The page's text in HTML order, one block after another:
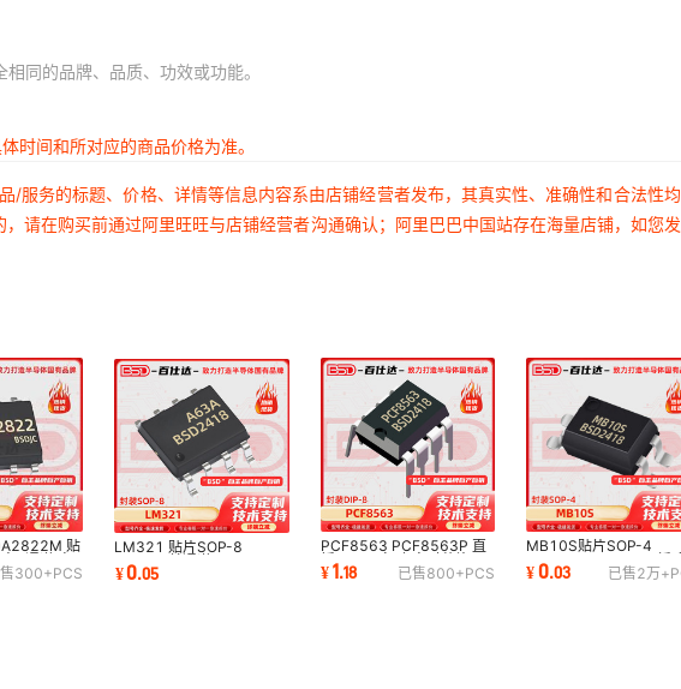
同的品牌、品质、功效或功能。
时间和所对应的商品价格为准。
服务的标题、价格、详情等信息内容系由店铺经营者发布，其真实性、准确性和合法性
请在购买前通过阿里旺旺与店铺经营者沟通确认；阿里巴巴中国站存在海量店铺，如您
贴
2通道 音
片IC
300+PCS
LM321 贴片SOP-8
LM321 单通道 30V
1MHz cIC 运算放大器芯片
¥0.05
PCF8563 PCF8563P 直
插DIP-8 定时/实时芯片IC
电子元器件配单
¥1.18 已售800+PCS
MB10S贴片SOP-4
1.1V@400mA 1kV 桥
流器二极管 电子元器件
¥0.03 已售2万+